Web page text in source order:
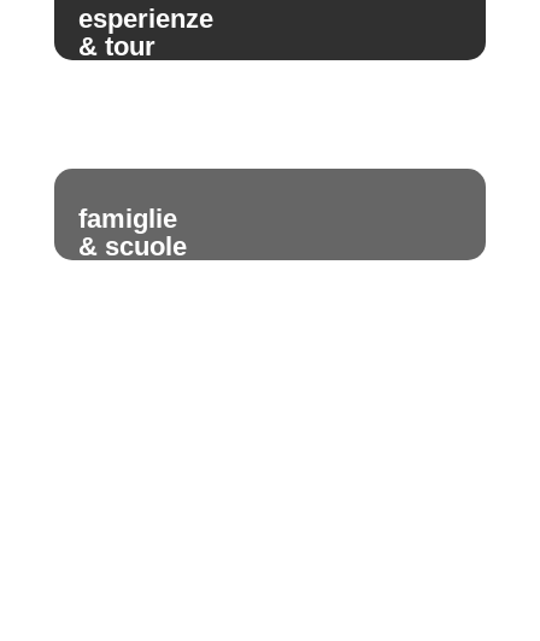
esperienze
& tour
famiglie
& scuole